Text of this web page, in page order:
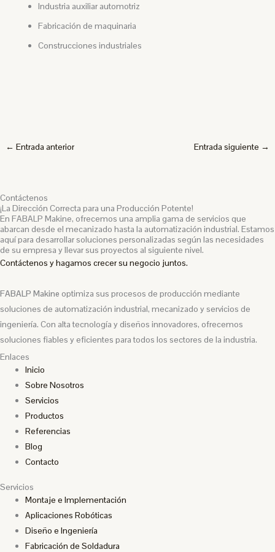
Industria auxiliar automotriz
Fabricación de maquinaria
Construcciones industriales
← Entrada anterior Entrada siguiente →
Contáctenos
¡La Dirección Correcta para una Producción Potente!
En FABALP Makine, ofrecemos una amplia gama de servicios que
abarcan desde el mecanizado hasta la automatización industrial. Estamos
aquí para desarrollar soluciones personalizadas según las necesidades
de su empresa y llevar sus proyectos al siguiente nivel.
Contáctenos y hagamos crecer su negocio juntos.
FABALP Makine optimiza sus procesos de producción mediante
soluciones de automatización industrial, mecanizado y servicios de
ingeniería. Con alta tecnología y diseños innovadores, ofrecemos
soluciones fiables y eficientes para todos los sectores de la industria.
Enlaces
Inicio
Sobre Nosotros
Servicios
Productos
Referencias
Blog
Contacto
Servicios
Montaje e Implementación
Aplicaciones Robóticas
Diseño e Ingeniería
Fabricación de Soldadura